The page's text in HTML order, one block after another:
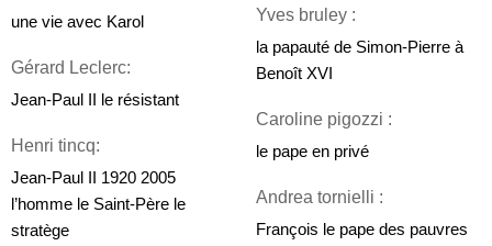
une vie avec Karol
Gérard Leclerc:
Jean-Paul II le résistant
Henri tincq:
Jean-Paul II 1920 2005
l’homme le Saint-Père le
stratège
Yves bruley :
la papauté de Simon-Pierre à
Benoît XVI
Caroline pigozzi :
le pape en privé
Andrea tornielli :
François le pape des pauvres